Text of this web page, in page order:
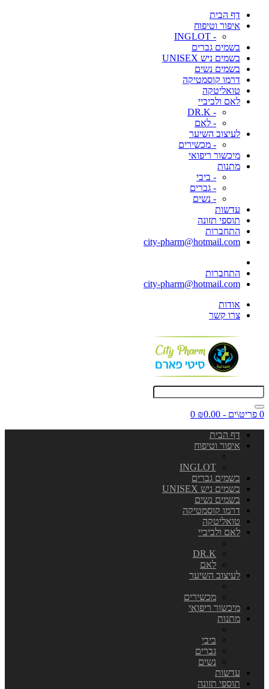
דף הבית
איפור וטיפוח
- INGLOT
בשמים גברים
בשמים ניש UNISEX
בשמים נשים
דרמו קוסמטיקה
טואליטקה
לאם ולביביי
- DR.K
- לאם
לעיצוב השיער
- מכשירים
מיכשור ריפואי
מתנות
- ביבי
- גברים
- נשים
עדשות
תוספי תזונה
התחברות
city-pharm@hotmail.com
התחברות
city-pharm@hotmail.com
אודות
צרו קשר
0 פריט\ים - ₪0.00
0
דף הבית
איפור וטיפוח
INGLOT
בשמים גברים
בשמים ניש UNISEX
בשמים נשים
דרמו קוסמטיקה
טואליטקה
לאם ולביביי
DR.K
לאם
לעיצוב השיער
מכשירים
מיכשור ריפואי
מתנות
ביבי
גברים
נשים
עדשות
תוספי תזונה